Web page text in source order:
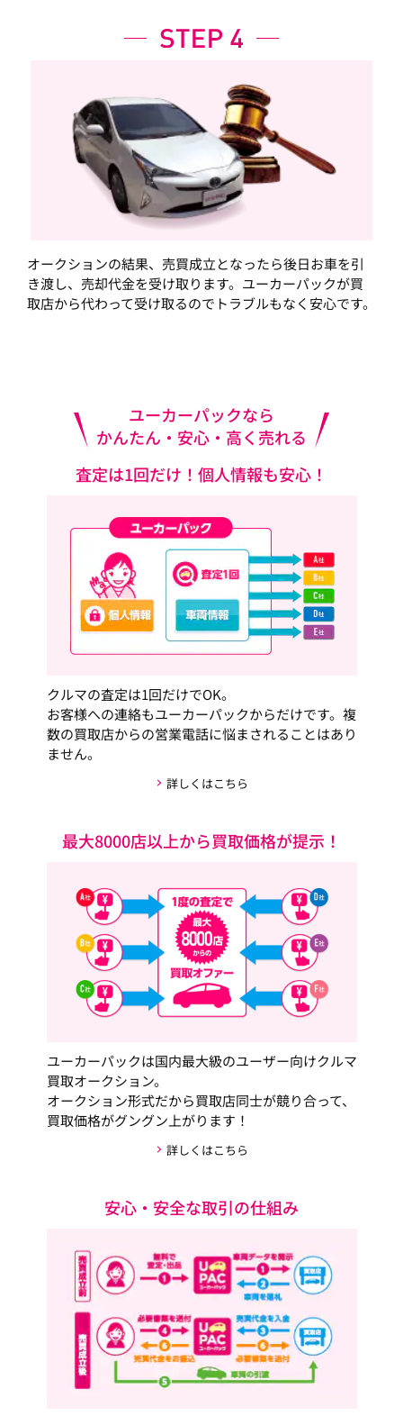
オークションの結果、売買成立となったら後日お車を引
き渡し、売却代金を受け取ります。ユーカーパックが買
取店から代わって受け取るのでトラブルもなく安心です。
ユーカーパックなら
かんたん・安心・高く売れる
査定は1回だけ！個人情報も安心！
クルマの査定は1回だけでOK。
お客様への連絡もユーカーパックからだけです。複
数の買取店からの営業電話に悩まされることはあり
ません。
詳しくはこちら
最大8000店以上から買取価格が提示！
ユーカーパックは国内最大級のユーザー向けクルマ
買取オークション。
オークション形式だから買取店同士が競り合って、
買取価格がグングン上がります！
詳しくはこちら
安心・安全な取引の仕組み